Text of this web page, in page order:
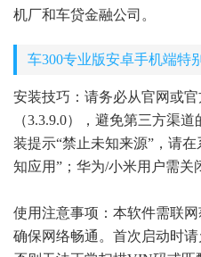
机厂和车贷金融公司。
车300专业版安卓手机端特
安装技巧：请务必从官网或
（3.3.9.0），避免第三方渠
装提示“禁止未知来源”，请
知应用”；华为/小米用户需关
使用注意事项：本软件需联
确保网络畅通。首次启动时